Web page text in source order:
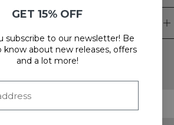
Newsletter
nieuwsbrief! Ontvang exclusieve
GET 15% OFF
subscribe to our newsletter! Be
about new releases, offers
and a lot more!